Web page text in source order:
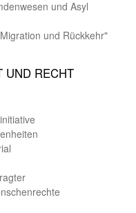
und Asyl
und Rückkehr"
UND RECHT